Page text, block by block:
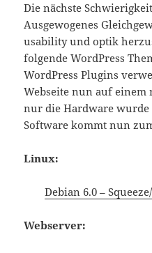
Die nächste
Ausgewogenes
usability und optik
folgende WordPress
WordPress Plugins
Webseite nun auf einem
nur die Hardware
Software kommt nun
Linux:
Debian 6.0 –
Webserver: